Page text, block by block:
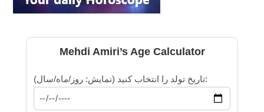
Mehdi Amiri’s Age Calculator
تاریخ تولد را انتخاب کنید (نمایش: روز/ماه/سال):